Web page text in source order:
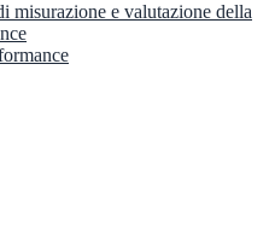
misurazione e valutazione della